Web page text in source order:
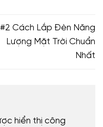
#2 Cách Lắp Đèn Năng
Lượng Mặt Trời Chuẩn
Nhất
hiển thị công